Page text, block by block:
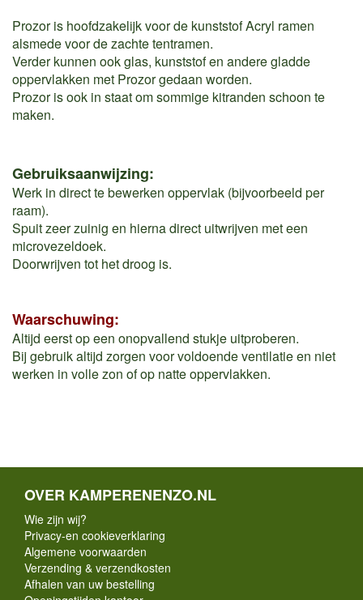
Prozor is hoofdzakelijk voor de kunststof Acryl ramen
alsmede voor de zachte tentramen.
Verder kunnen ook glas, kunststof en andere gladde
oppervlakken met Prozor gedaan worden.
Prozor is ook in staat om sommige kitranden schoon te
maken.
Gebruiksaanwijzing:
Werk in direct te bewerken oppervlak (bijvoorbeeld per
raam).
Spuit zeer zuinig en hierna direct uitwrijven met een
microvezeldoek.
Doorwrijven tot het droog is.
Waarschuwing:
Altijd eerst op een onopvallend stukje uitproberen.
Bij gebruik altijd zorgen voor voldoende ventilatie en niet
werken in volle zon of op natte oppervlakken.
OVER KAMPERENENZO.NL
Wie zijn wij?
Privacy-en cookieverklaring
Algemene voorwaarden
Verzending & verzendkosten
Afhalen van uw bestelling